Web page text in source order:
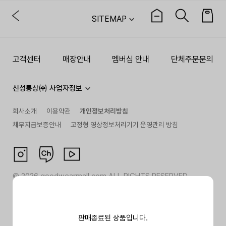
판매종료된 상품입니다.
SITEMAP
고객센터 매장안내 멤버십 안내 단체주문문의
신성통상㈜ 사업자정보
회사소개 이용약관
개인정보처리방침
채무지급보증안내
고정형 영상정보처리기기 운영관리 방침
©2026goodwearmall.com ALL RIGHTS RESERVED